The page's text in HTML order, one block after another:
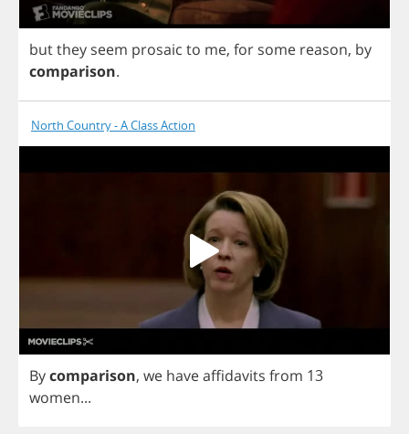
butthey seem prosaic to me, for some reason, by
comparison.
North Country - A Class Action
Bycomparison, we haveaffidavits from 13
women...